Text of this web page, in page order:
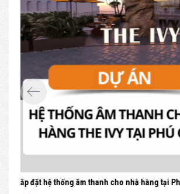
Lắp đặt bộ loa nhà hàng beer club tại Cần Thơ